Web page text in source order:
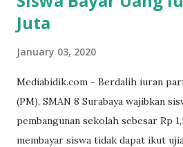
Juta
January 03, 2020
Mediabidik.com - Berdalih iuran
(PM), SMAN 8 Surabaya wajibkan
pembangunan sekolah sebesar Rp
membayar siswa tidak dapat ikut